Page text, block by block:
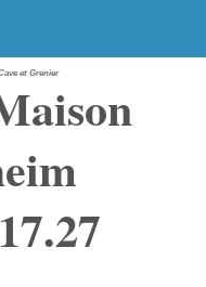
et Grenier